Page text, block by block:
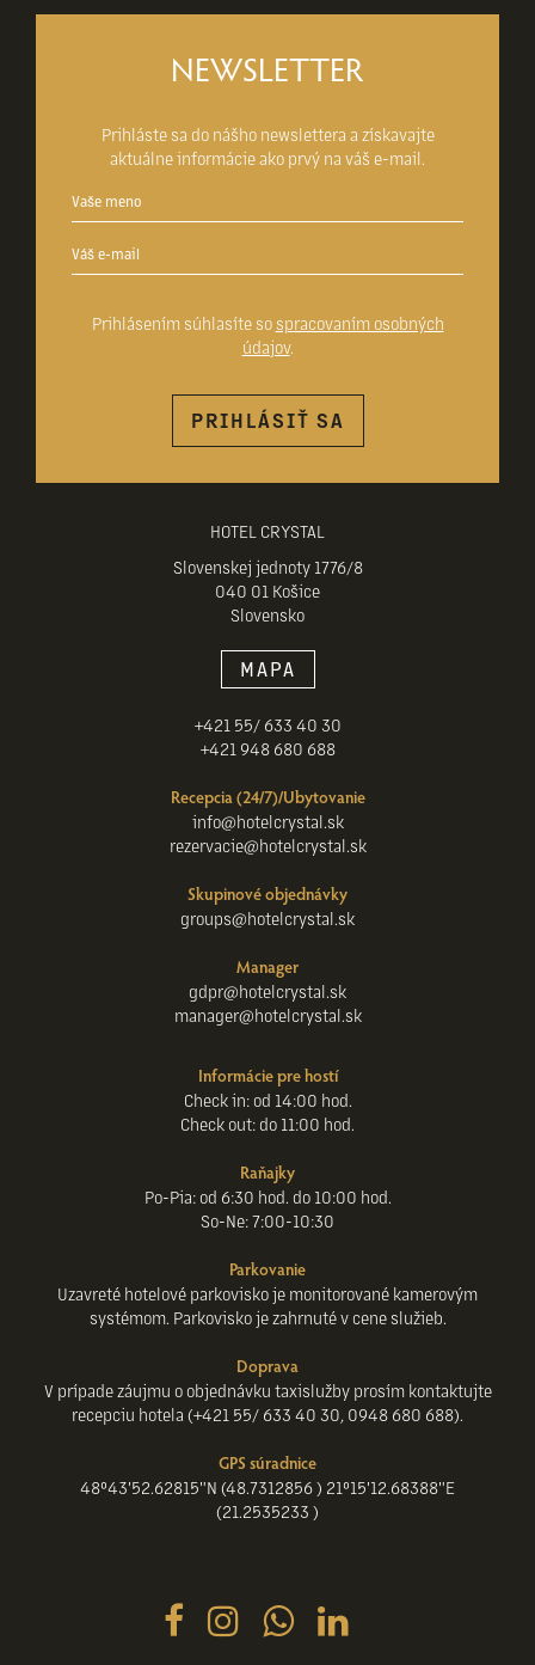
HOTEL CRYSTAL
Slovenskej jednoty 1776/8
040 01 Košice
Slovensko
MAPA
+421 55/ 633 40 30
+421 948 680 688
Recepcia (24/7)/Ubytovanie
info@hotelcrystal.sk
rezervacie@hotelcrystal.sk
Skupinové objednávky
groups@hotelcrystal.sk
Manager
gdpr@hotelcrystal.sk
manager@hotelcrystal.sk
Informácie pre hostí
Check in: od 14:00 hod.
Check out: do 11:00 hod.
Raňajky
Po-Pia: od 6:30 hod. do 10:00 hod.
So-Ne: 7:00-10:30
Parkovanie
Uzavreté hotelové parkovisko je monitorované kamerovým
systémom. Parkovisko je zahrnuté v cene služieb.
Doprava
V prípade záujmu o objednávku taxislužby prosím kontaktujte
recepciu hotela (+421 55/ 633 40 30, 0948 680 688).
GPS súradnice
48°43'52.62815"N (48.7312856 ) 21°15'12.68388"E
(21.2535233 )
NEWSLETTER
Prihláste sa do nášho newslettera a získavajte
aktuálne informácie ako prvý na váš e-mail.
Prihlásením súhlasíte so spracovaním osobných
údajov.
PRIHLÁSIŤ SA